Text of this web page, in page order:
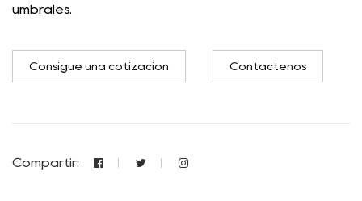
umbrales.
Consigue una cotización Contáctenos
Compartir: